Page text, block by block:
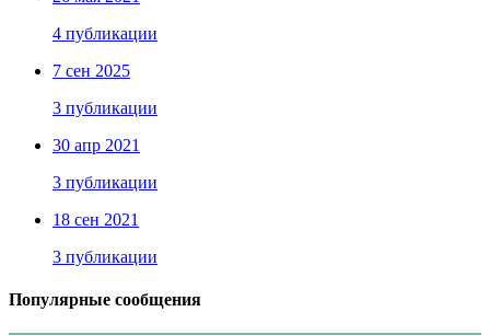
4 публикации
7 сен 2025
3 публикации
30 апр 2021
3 публикации
18 сен 2021
3 публикации
Популярные сообщения